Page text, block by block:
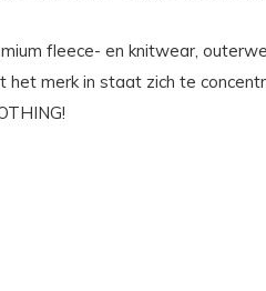
fleece- en knitwear,
het merk in staat zich te